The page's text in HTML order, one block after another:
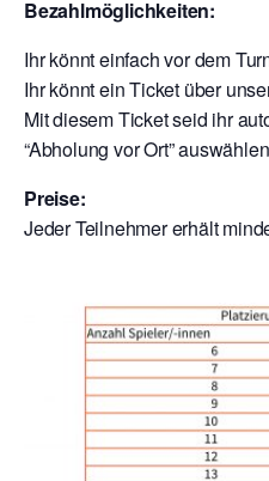
Bezahlmöglichkeiten:
Ihr könnt einfach vor dem
Ihr könnt ein Ticket über
Mit diesem Ticket seid ihr
“Abholung vor Ort”
Preise:
Jeder Teilnehmer erhält